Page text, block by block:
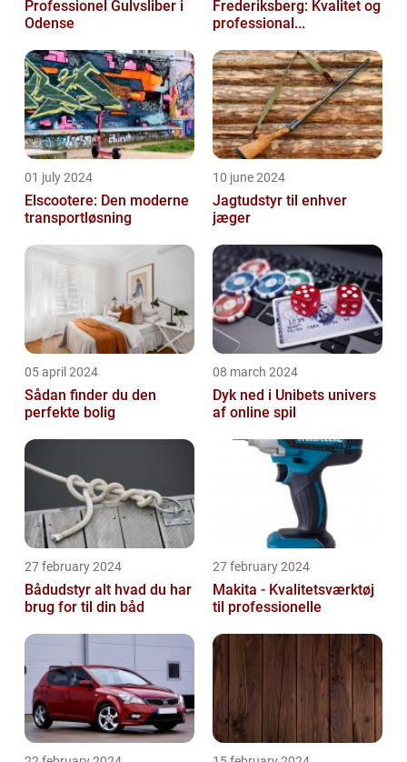
Professionel Gulvsliber i
Odense
Frederiksberg: Kvalitet og
professional...
01 july 2024
Elscootere: Den moderne
transportløsning
10 june 2024
Jagtudstyr til enhver
jæger
05 april 2024
Sådan finder du den
perfekte bolig
08 march 2024
Dyk ned i Unibets univers
af online spil
27 february 2024
Bådudstyr alt hvad du har
brug for til din båd
27 february 2024
Makita - Kvalitetsværktøj
til professionelle